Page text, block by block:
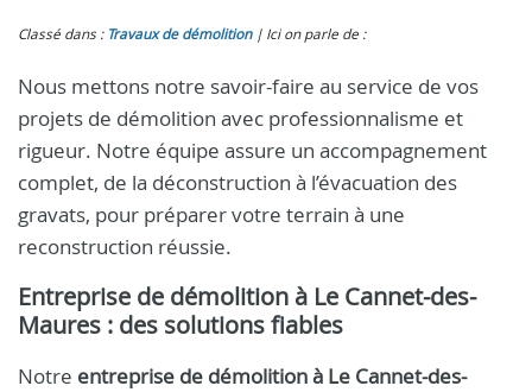
Classé dans : Travaux de démolition Ici on parle de :
Nous mettons notre savoir-faire au service de vos
projets de démolition avec professionnalisme et
rigueur. Notre équipe assure un accompagnement
complet, de la déconstruction à l’évacuation des
gravats, pour préparer votre terrain à une
reconstruction réussie.
Entreprise de démolition à Le Cannet-des-
Maures : des solutions fiables
Notre entreprise de démolition à Le Cannet-des-